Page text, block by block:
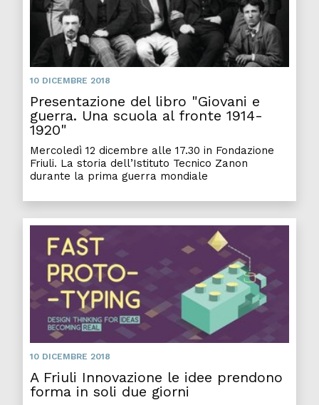
10 DICEMBRE 2018
Presentazione del libro "Giovani e
guerra. Una scuola al fronte 1914-
1920"
Mercoledì 12 dicembre alle 17.30 in Fondazione
Friuli. La storia dell’Istituto Tecnico Zanon
durante la prima guerra mondiale
10 DICEMBRE 2018
A Friuli Innovazione le idee prendono
forma in soli due giorni